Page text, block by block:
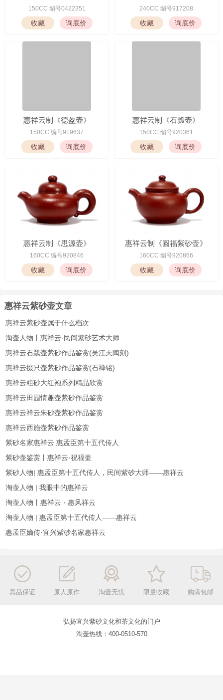
相关紫砂壶作品 更多>
惠祥云制德隆紫砂壶 惠祥云制竹节壶
惠祥云制《德盈壶》
150CC 编号919637
惠祥云制《石瓢壶》
150CC 编号920361
惠祥云紫砂壶文章
惠祥云紫砂壶属于什么档次
淘壶人物丨惠祥云·民间紫砂艺术大师
惠祥云石瓢壶紫砂作品鉴赏(吴江天陶刻)
惠祥云掇只壶紫砂作品鉴赏(石禅铭)
惠祥云粗砂大红袍系列精品欣赏
惠祥云田园情趣壶紫砂作品鉴赏
惠祥云祥云朱砂壶紫砂作品鉴赏
紫砂壶鉴赏丨惠祥云·祝福壶
紫砂人物| 惠孟臣第十五代传人，民间紫砂大师——惠祥云
淘壶人物丨惠祥云 · 惠风祥云
淘壶人物 | 惠孟臣第十五代传人——惠祥云